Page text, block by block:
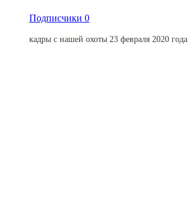
Подписчики 0
кадры с нашей охоты 23 февраля 2020 года.